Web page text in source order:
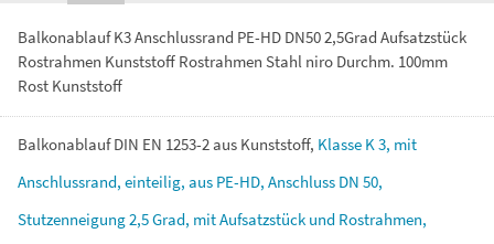
Balkonablauf K3 Anschlussrand PE-HD DN50 2,5Grad Aufsatzstück
Rostrahmen Kunststoff Rostrahmen Stahl niro Durchm. 100mm
Rost Kunststoff
BalkonablaufDIN EN 1253-2aus Kunststoff, Klasse K3, mit
Anschlussrand, einteilig, aus PE-HD, Anschluss DN 50,
Stutzenneigung2,5Grad, mitAufsatzstück und Rostrahmen,